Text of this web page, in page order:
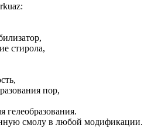
стирола,
пор,
гелеобразования.
смолу в любой модификации.